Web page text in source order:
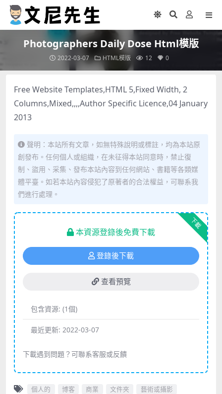
Photographers Daily Dose Html模版
2022-03-07 HTML模版 12 0
Free Website Templates,HTML 5,Fixed Width, 2
Columns,Mixed,,,,Author Specific Licence,04 January
2013
聲明：本站所有文章，如無特殊說明或標註，均為本站原
創發布。任何個人或組織，在未征得本站同意時，禁止復
制、盜用、采集、發布本站內容到任何網站、書籍等各類媒
體平臺。如若本站內容侵犯了原著者的合法權益，可聯系我
們進行處理。
下載
本資源登錄後免費下載
登錄後下載
查看預覽
包含資源: (1個)
最近更新: 2022-03-07
下載遇到問題？可聯系客服或反饋
個人的 博客 商業 文件夾 藝術或攝影